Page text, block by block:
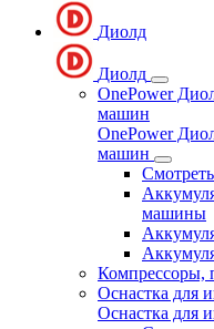
Диолд
Диолд
OnePower
машин
OnePower
машин
машины
Компрессоры,
Оснастка для
Оснастка для